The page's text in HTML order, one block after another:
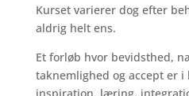
Kurset varierer dog efter
aldrig helt ens.
Et forløb hvor bevidsthed,
taknemlighed og accept er